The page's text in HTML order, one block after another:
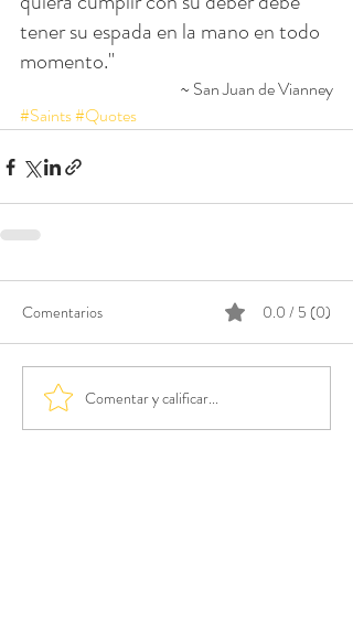
tener su espada en la mano en todo
momento."
~ San Juan de Vianney
#Saints#Quotes
Comentarios 0.0 / 5 (0)
Comentar y calificar...